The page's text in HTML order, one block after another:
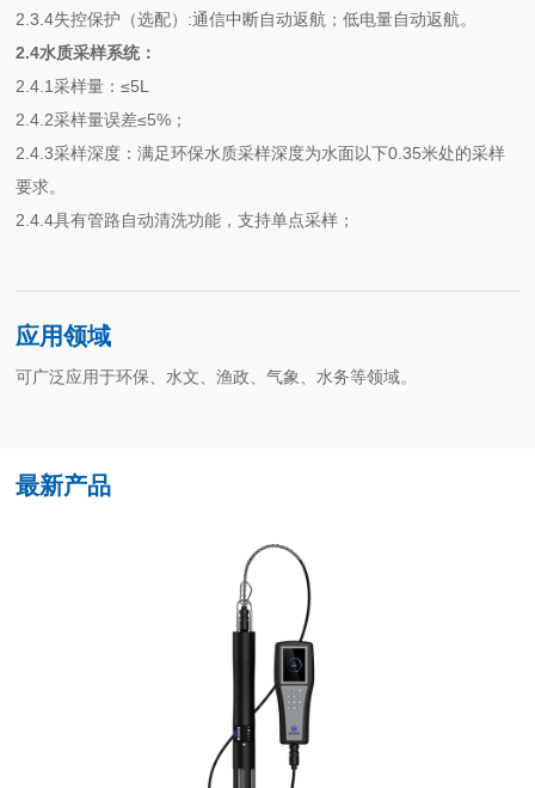
2.3.4失控保护（选配）:通信中断自动返航；低电量自动返航。
2.4水质采样系统：
2.4.1采样量：≤5L
2.4.2采样量误差≤5%；
2.4.3采样深度：满足环保水质采样深度为水面以下0.35米处的采样
要求。
2.4.4具有管路自动清洗功能，支持单点采样；
应用领域
可广泛应用于环保、水文、渔政、气象、水务等领域。
最新产品